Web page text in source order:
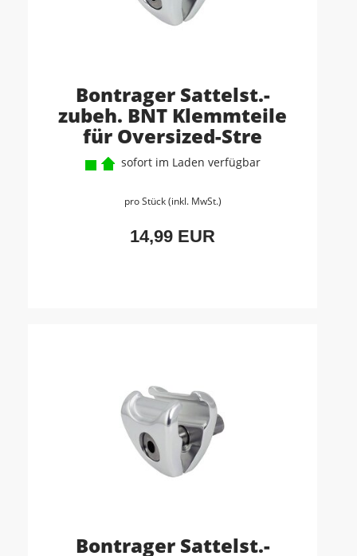
Bontrager Sattelst.-
zubeh. BNT Klemmteile
für Oversized-Stre
sofort im Laden verfügbar
pro Stück (inkl. MwSt.)
14,99 EUR
Bontrager Sattelst.-